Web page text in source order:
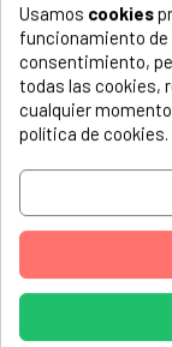
KIT
35.5X12.5X5MM
AEG
AEG, LAV 550
AEG, LAV 690
AEG, LAV
AEG, LAV
AEG, LAV
Usamos cookies
funcionamiento de
consentimiento,
todas las cookies,
cualquier
política de cookies.